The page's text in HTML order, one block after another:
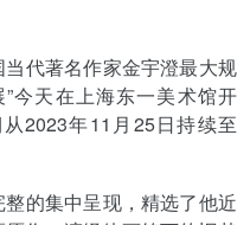
代著名作家金宇澄最大规
天在上海东一美术馆开
2023年11月25日持续至
的集中呈现，精选了他近